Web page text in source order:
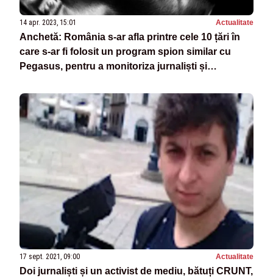
14 apr. 2023, 15:01 Actualitate
Anchetă: România s-ar afla printre cele 10 țări în
care s-ar fi folosit un program spion similar cu
Pegasus, pentru a monitoriza jurnaliști și
17 sept. 2021, 09:00 Actualitate
Doi jurnaliști și un activist de mediu, bătuți CRUNT,